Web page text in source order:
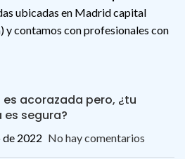
ubicadas en Madrid capital
y contamos con profesionales con
es acorazada pero, ¿tu
segura?
de 2022 No hay comentarios